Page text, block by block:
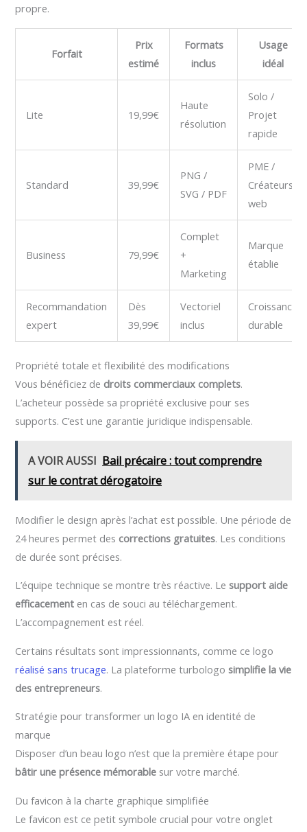
propre.
Forfait
Prix
estimé
Formats
inclus
Usage
idéal
Lite 19,99€
Haute
résolution
Solo /
Projet
rapide
Standard 39,99€
PNG /
SVG / PDF
PME /
Créateurs
web
Business 79,99€
Complet
+
Marketing
Marque
établie
Recommandation
expert
Dès
39,99€
Vectoriel
inclus
Croissance
durable
Propriété totale et flexibilité des modifications
Vous bénéficiez de droits commerciaux complets.
L’acheteur possède sa propriété exclusive pour ses
supports. C’est une garantie juridique indispensable.
A VOIR AUSSI Bail précaire : tout comprendre
sur le contrat dérogatoire
Modifier le design après l’achat est possible. Une période de
24 heures permet des corrections gratuites. Les conditions
de durée sont précises.
L’équipe technique se montre très réactive. Lesupport aide
efficacement en cas de souci au téléchargement.
L’accompagnement est réel.
Certains résultats sont impressionnants, comme ce logo
réalisé sans trucage. La plateforme turbologosimplifie la vie
des entrepreneurs.
Stratégie pour transformer un logo IA en identité de
marque
Disposer d’un beau logo n’est que la première étape pour
bâtir une présence mémorable sur votre marché.
Du favicon à la charte graphique simplifiée
Le favicon est ce petit symbole crucial pour votre onglet